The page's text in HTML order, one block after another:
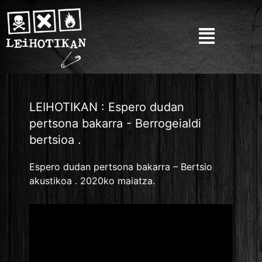
LEIHOTIKAN : Espero dudan
pertsona bakarra - Berrogeialdi
bertsioa .
Espero dudan pertsona bakarra – Bertsio
akustikoa . 2020ko maiatza.